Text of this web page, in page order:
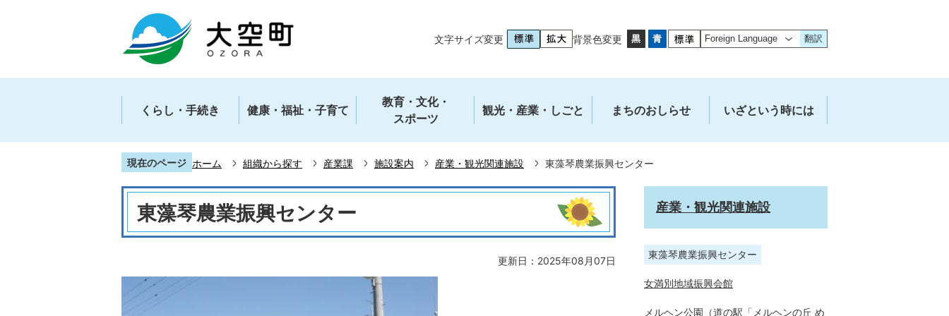
文字サイズ変更 背景色変更 翻訳
くらし・手続き 健康・福祉・子育て
教育・文化・
スポーツ
観光・産業・しごと まちのおしらせ いざという時には
現在のページ ホーム 組織から探す 産業課 施設案内 産業・観光関連施設 東藻琴農業振興センター
東藻琴農業振興センター
更新日：2025年08月07日
産業・観光関連施設
東藻琴農業振興センター
女満別地域振興会館
メルヘン公園（道の駅「メルヘンの丘 め